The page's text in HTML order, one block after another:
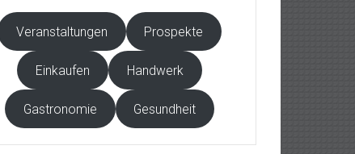
Veranstaltungen Prospekte
Einkaufen Handwerk
Gastronomie Gesundheit